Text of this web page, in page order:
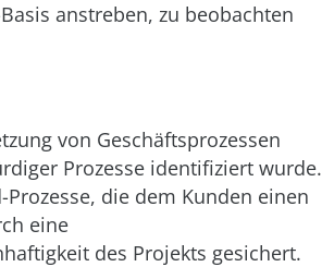
anstreben, zu beobachten
von Geschäftsprozessen
Prozesse identifiziert wurde.
die dem Kunden einen
eine
des Projekts gesichert.